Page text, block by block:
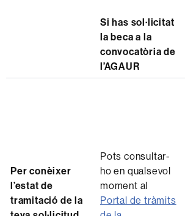
Si has sol·licitat
la beca a la
convocatòria de
l’AGAUR
Per conèixer
l’estat de
tramitació de la
Pots consultar-
ho en qualsevol
moment al
Portal de tràmits